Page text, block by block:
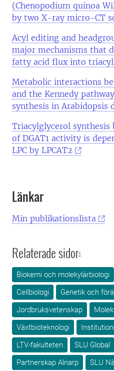
(Chenopodium quinoa
by two X-ray micro-CT
Acyl editing and
major mechanisms that
fatty acid flux into
Metabolic interactions
and the Kennedy
synthesis in Arabidopsis
Triacylglycerol synthesis
of DGAT1 activity is
LPC by LPCAT2
Länkar
Min publikationslista
Relaterade sidor:
Biokemi och molekylärbiologi
Cellbiologi
Genetik och
Jordbruksvetenskap
Växtbioteknologi
LTV-fakulteten
SLU Global
Partnerskap Alnarp
SLU